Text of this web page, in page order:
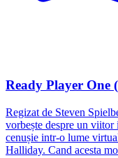
Ready Player One
Regizat de Steven
vorbește despre un viitor
cenușie intr-o lume
Halliday. Cand acesta